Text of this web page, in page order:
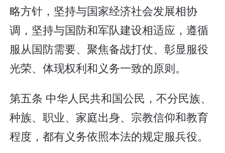
略方针，坚持与国家经济社会发展相协
调，坚持与国防和军队建设相适应，遵循
服从国防需要、聚焦备战打仗、彰显服役
光荣、体现权利和义务一致的原则。
第五条 中华人民共和国公民，不分民族、
种族、职业、家庭出身、宗教信仰和教育
程度，都有义务依照本法的规定服兵役。